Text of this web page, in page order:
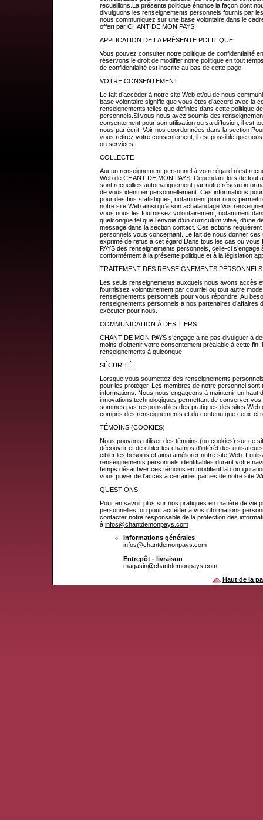
recueillons.La présente politique énonce la façon dont
divulguons les renseignements personnels fournis par
nous communiquez sur une base volontaire dans le
offert par CHANT DE MON PAYS.
APPLICATION DE LA PRÉSENTE POLITIQUE
Vous pouvez consulter notre politique de confidentialité
réservons le droit de modifier notre politique en tout
de confidentialité est inscrite au bas de cette page.
VOTRE CONSENTEMENT
Le fait d’accéder à notre site Web et/ou de nous
base volontaire signifie que vous êtes d’accord avec la
renseignements telles que définies dans cette politique
personnels.Si vous nous avez soumis des
consentement pour son utilisation ou sa diffusion, il est
nous par écrit. Voir nos coordonnées dans la section
vous retirez votre consentement, il est possible que
ou services.
COLLECTE
Aucun renseignement personnel à votre égard n’est
Web de CHANT DE MON PAYS. Cependant lors de
sont recueillies automatiquement par notre réseau
de vous identifier personnellement. Ces informations
pour des fins statistiques, notamment pour nous
notre site Web ainsi qu’à son achalandage.Vos
vous nous les fournissez volontairement, notamment
quelconque tel que l’envoie d’un curriculum vitae,
message dans la section contact. Ces actions
personnels vous concernant. Le fait de nous donner
exprimé de refus à cet égard.Dans tous les cas où
PAYS des renseignements personnels, celle-ci
conformément à la présente politique et à la législation
TRAITEMENT DES RENSEIGNEMENTS PERSONNELS
Les seuls renseignements auxquels nous avons accès
fournissez volontairement par courriel ou tout autre
renseignements personnels pour vous répondre. Au
renseignements personnels à nos partenaires
exécuter pour nous.
COMMUNICATION À DES TIERS
CHANT DE MON PAYS s’engage à ne pas divulguer à
moins d’obtenir votre consentement préalable à cette
renseignements à quiconque.
SÉCURITÉ
Lorsque vous soumettez des renseignements
pour les protéger. Les membres de notre personnel
informations. Nous nous engageons à maintenir un haut
innovations technologiques permettant de conserver
sommes pas responsables des pratiques des sites
compris des renseignements et du contenu que ceux-ci
TÉMOINS (COOKIES)
Nous pouvons utiliser des témoins (ou cookies) sur ce
découvrir et de cibler les champs d’intérêt des
cibler les besoins et ainsi améliorer notre site Web.
renseignements personnels identifiables durant votre
temps désactiver ces témoins en modifiant la
vous priver de l’accès à certaines parties de notre site
QUESTIONS
Pour en savoir plus sur nos pratiques en matière de vie
personnelles, ou pour accéder à vos informations
contacter notre responsable de la protection des
à infos@chantdemonpays.com
Informations générales
infos@chantdemonpays.com
Entrepôt - livraison
magasin@chantdemonpays.com
Haut de la